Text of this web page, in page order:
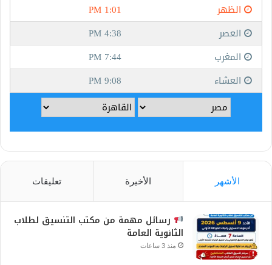
الأشهر الأخيرة تعليقات
رسائل مهمة من مكتب التنسيق لطلاب
الثانوية العامة
منذ 3 ساعات